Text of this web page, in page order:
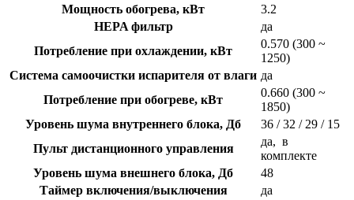
Мощность обогрева, кВт
3.2
HEPA фильтр
да
Потребление при охлаждении, кВт
0.570 (300 ~
1250)
Система самоочистки испарителя от влаги да
Потребление при обогреве, кВт
0.660 (300 ~
1850)
Уровень шума внутреннего блока, Дб
36 / 32 / 29 / 15
Пульт дистанционного управления
да, в
комплекте
Уровень шума внешнего блока, Дб
48
Таймер включения/выключения
да